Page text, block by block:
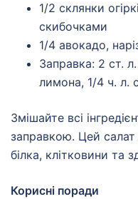
1/2 склянки
скибочками
1/4 авокадо,
Заправка: 2 ст. л.
лимона, 1/4 ч. л.
Змішайте всі
заправкою. Цей
білка, клітковини та
Корисні поради